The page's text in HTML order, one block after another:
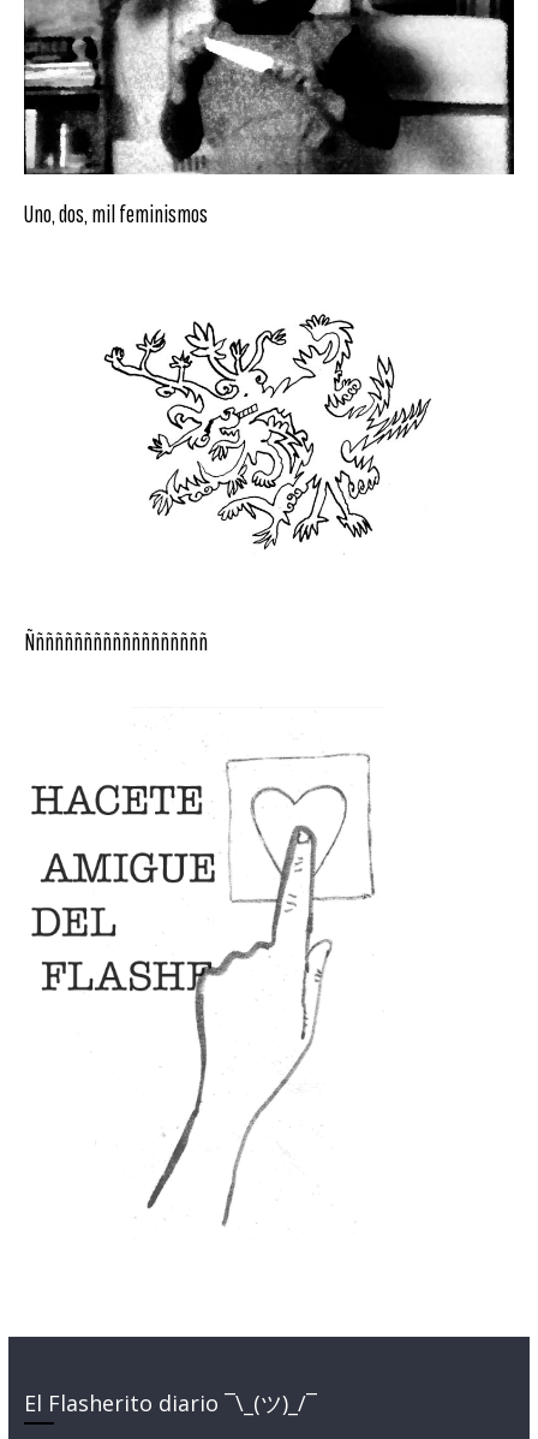
Uno, dos, mil feminismos
Ñññññññññññññññññññ
El Flasherito diario ¯\_(ツ)_/¯